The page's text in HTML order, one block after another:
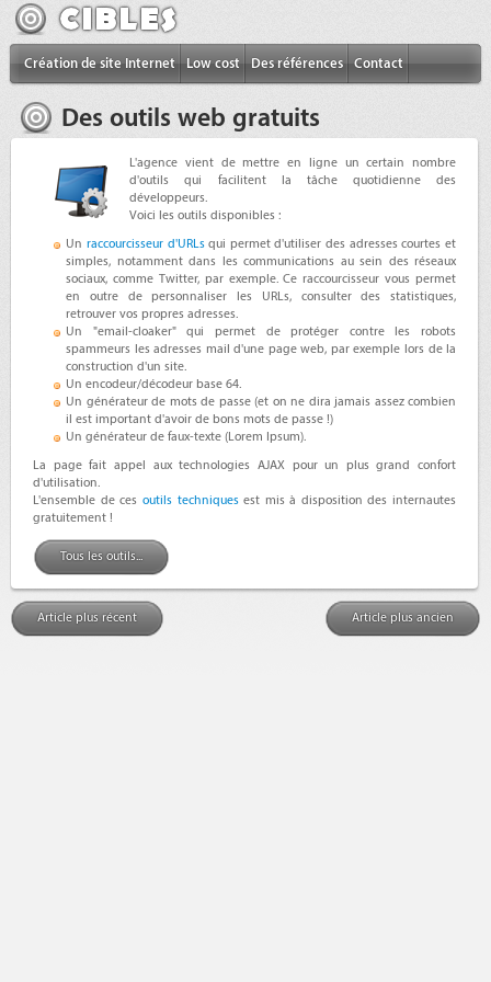
Création de site Internet Low cost Des références Contact
Des outils web gratuits
L'agence vient de mettre en ligne un certain nombre
d'outils qui facilitent la tâche quotidienne des
développeurs.
Voici les outils disponibles :
Un raccourcisseur d'URLsqui permet d'utiliser des adresses courtes et
simples, notamment dans les communications au sein des réseaux
sociaux, comme Twitter, par exemple. Ce raccourcisseur vous permet
en outre de personnaliser les URLs, consulter des statistiques,
retrouver vos propres adresses.
Un "email-cloaker" qui permet de protéger contre les robots
spammeurs les adresses mail d'une page web, par exemple lors de la
construction d'un site.
Un encodeur/décodeur base 64.
Un générateur de mots de passe (et on ne dira jamais assez combien
il est important d'avoir de bons mots de passe !)
Un générateur de faux-texte (Lorem Ipsum).
La page fait appel aux technologies AJAX pour un plus grand confort
d'utilisation.
L'ensemble de ces outils techniquesest mis à disposition des internautes
gratuitement !
Tous les outils...
Article plus récent Article plus ancien